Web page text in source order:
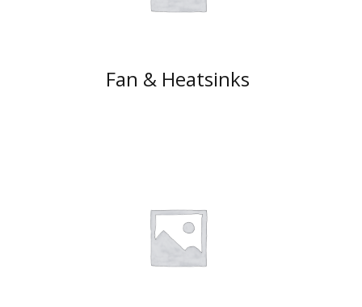
Fan & Heatsinks